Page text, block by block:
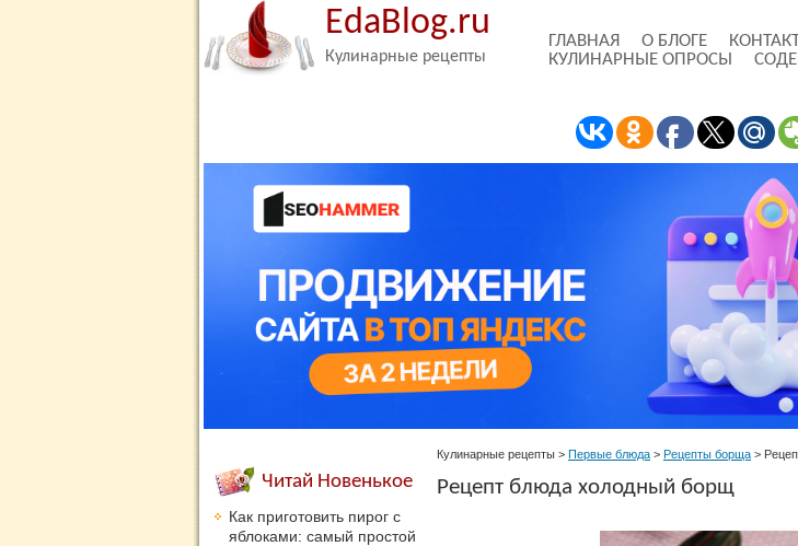
EdaBlog.ru
Кулинарные рецепты
ГЛАВНАЯ О БЛОГЕ
КУЛИНАРНЫЕ ОПРОСЫ
Кулинарные рецепты > Первые блюда > Рецепты борща >
Рецепт блюда холодный борщ
Читай Новенькое
Как приготовить пирог с
яблоками: самый простой